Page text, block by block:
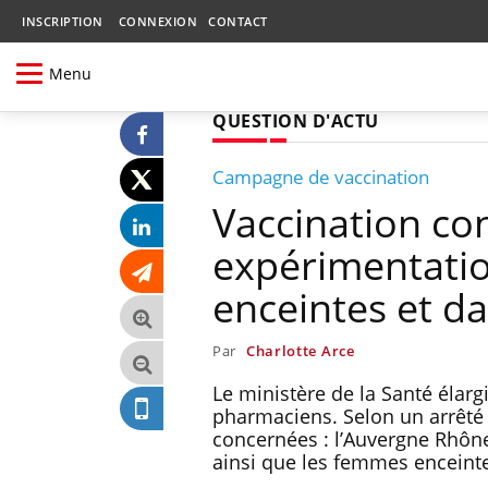
INSCRIPTION CONNEXION CONTACT
Menu
QUESTION D'ACTU
Campagne de vaccination
Vaccination
enceintes et
Par Charlotte Arce
Le ministère de la Santé
pharmaciens. Selon un
concernées : l’Auvergne
ainsi que les femmes